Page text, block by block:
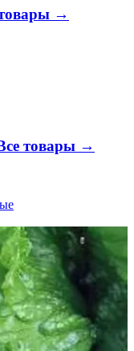
→
товары →